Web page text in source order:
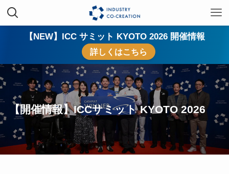
【NEW】ICC サミット KYOTO 2026 開催情報
詳しくはこちら
【開催情報】ICCサミット KYOTO 2026